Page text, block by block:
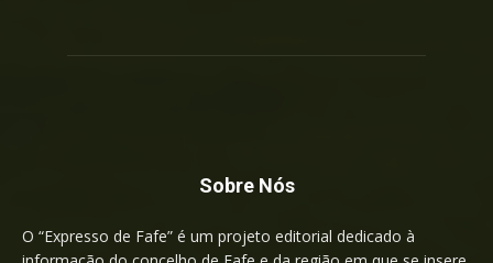
Sobre Nós
O “Expresso de Fafe” é um projeto editorial dedicado à